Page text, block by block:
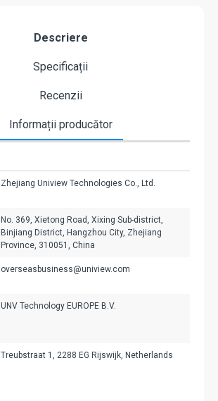
Descriere
Specificații
Recenzii
Informații producător
Zhejiang Uniview Technologies Co., Ltd.
No. 369, Xietong Road, Xixing Sub-district,
Binjiang District, Hangzhou City, Zhejiang
Province, 310051, China
overseasbusiness@uniview.com
UNV Technology EUROPE B.V.
Treubstraat 1, 2288 EG Rijswijk, Netherlands